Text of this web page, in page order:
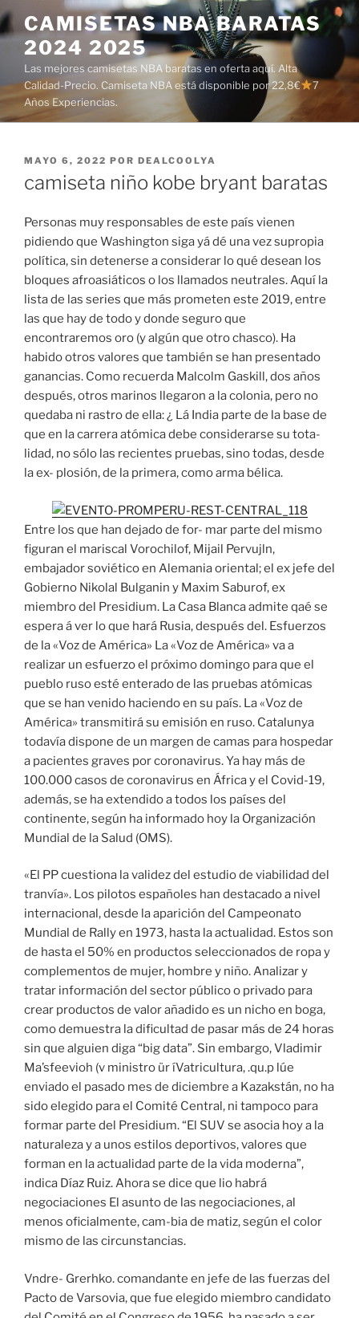
Saltar
al
contenido
CAMISETAS NBA BARATAS
2024 2025
Las mejores camisetas NBA baratas en oferta aquí. Alta
Calidad-Precio. Camiseta NBA está disponible por 22,8€
7
Años Experiencias.
PUBLICADO
MAYO 6, 2022 POR DEALCOOLYA
camiseta niño kobe bryant baratas
Personas muy responsables de este país vienen
pidiendo que Washington siga yá dé una vez supropia
política, sin detenerse a considerar lo qué desean los
bloques afroasiáticos o los llamados neutrales. Aquí la
lista de las series que más prometen este 2019, entre
las que hay de todo y donde seguro que
encontraremos oro (y algún que otro chasco). Ha
habido otros valores que también se han presentado
ganancias. Como recuerda Malcolm Gaskill, dos años
después, otros marinos llegaron a la colonia, pero no
quedaba ni rastro de ella: ¿ Lá India parte de la base de
que en la carrera atómica debe considerarse su tota-
lidad, no sólo las recientes pruebas, sino todas, desde
la ex- plosión, de la primera, como arma bélica.
Entre los que han dejado de for- mar parte del mismo
figuran el mariscal Vorochilof, Mijail Pervujln,
embajador soviético en Alemania oriental; el ex jefe del
Gobierno Nikolal Bulganin y Maxim Saburof, ex
miembro del Presidium. La Casa Blanca admite qaé se
espera á ver lo que hará Rusia, después del. Esfuerzos
de la «Voz de América» La «Voz de América» va a
realizar un esfuerzo el próximo domingo para que el
pueblo ruso esté enterado de las pruebas atómicas
que se han venido haciendo en su país. La «Voz de
América» transmitirá su emisión en ruso. Catalunya
todavía dispone de un margen de camas para hospedar
a pacientes graves por coronavirus. Ya hay más de
100.000 casos de coronavirus en África y el Covid-19,
además, se ha extendido a todos los países del
continente, según ha informado hoy la Organización
Mundial de la Salud (OMS).
«El PP cuestiona la validez del estudio de viabilidad del
tranvía». Los pilotos españoles han destacado a nivel
internacional, desde la aparición del Campeonato
Mundial de Rally en 1973, hasta la actualidad. Estos son
de hasta el 50% en productos seleccionados de ropa y
complementos de mujer, hombre y niño. Analizar y
tratar información del sector público o privado para
crear productos de valor añadido es un nicho en boga,
como demuestra la dificultad de pasar más de 24 horas
sin que alguien diga “big data”. Sin embargo, Vladimir
Ma’sfeevioh (v ministro ür íVatricultura, .qu.p lúe
enviado el pasado mes de diciembre a Kazakstán, no ha
sido elegido para el Comité Central, ni tampoco para
formar parte del Presidium. “El SUV se asocia hoy a la
naturaleza y a unos estilos de­portivos, valores que
forman en la actualidad parte de la vida moderna”,
indica Díaz Ruiz. Ahora se dice que lio habrá
negociaciones El asunto de las negociaciones, al
menos oficialmente, cam-bia de matiz, según el color
mismo de las circunstancias.
Vndre- Grerhko. comandante en jefe de las fuerzas del
Pacto de Varsovia, que fue elegido miembro candidato